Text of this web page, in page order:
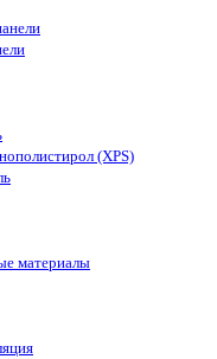
(XPS)
материалы